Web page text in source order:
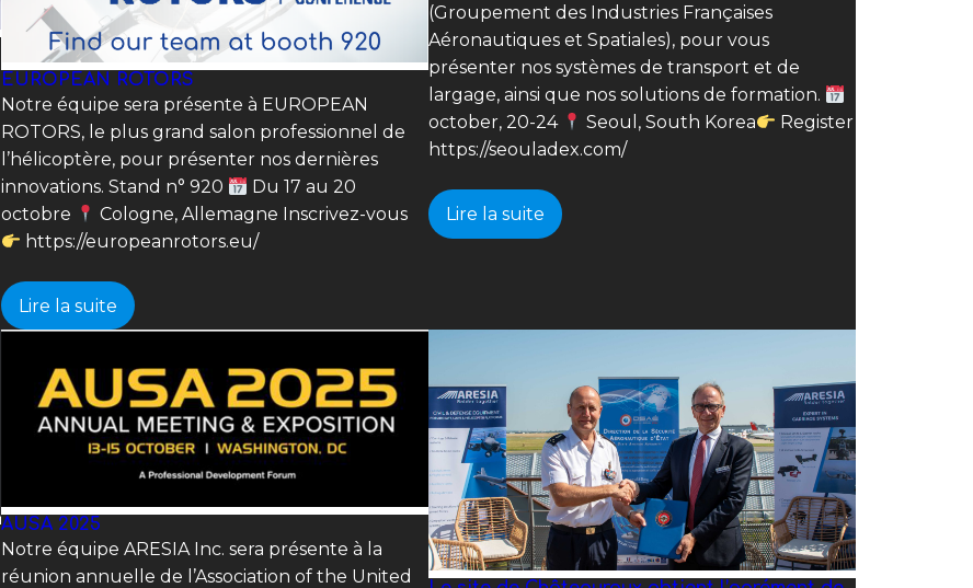
EUROPEAN ROTORS
Notre équipe sera présente à EUROPEAN
ROTORS, le plus grand salon professionnel de
l’hélicoptère, pour présenter nos dernières
innovations. Stand n° 920
Du 17 au 20
octobre
Cologne, Allemagne Inscrivez-vous
https://europeanrotors.eu/
Lire la suite
(Groupement des Industries Françaises
Aéronautiques et Spatiales), pour vous
présenter nos systèmes de transport et de
largage, ainsi que nos solutions de formation.
october, 20-24
Seoul, South Korea
Register
https://seouladex.com/
Lire la suite
AUSA 2025
Notre équipe ARESIA Inc. sera présente à la
réunion annuelle de l’Association of the United